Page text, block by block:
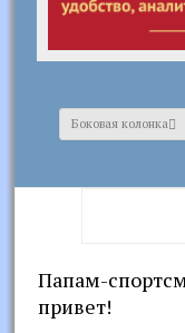
Боковая колонка
Папам-
привет!